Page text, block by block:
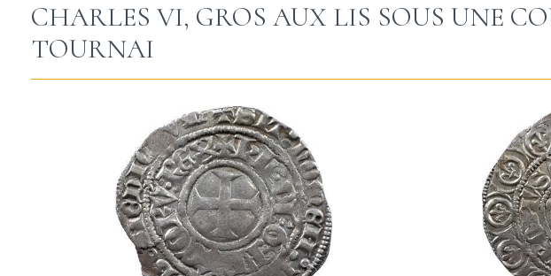
CHARLES VI, GROS AUX LIS SOUS UNE
TOURNAI